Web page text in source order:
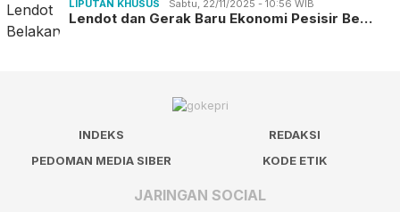
LIPUTAN KHUSUS Sabtu, 22/11/2025 - 10:56 WIB
Lendot dan Gerak Baru Ekonomi Pesisir Be…
INDEKS
REDAKSI
PEDOMAN MEDIA SIBER
KODE ETIK
JARINGAN SOCIAL